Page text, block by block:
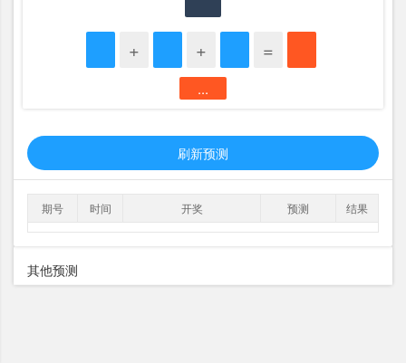
+ + =
...
刷新预测
期号 时间 开奖 预测 结果
其他预测